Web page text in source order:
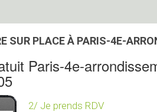
SUR PLACE À PARIS-4E-
Paris-4e-
2/ Je prends RDV